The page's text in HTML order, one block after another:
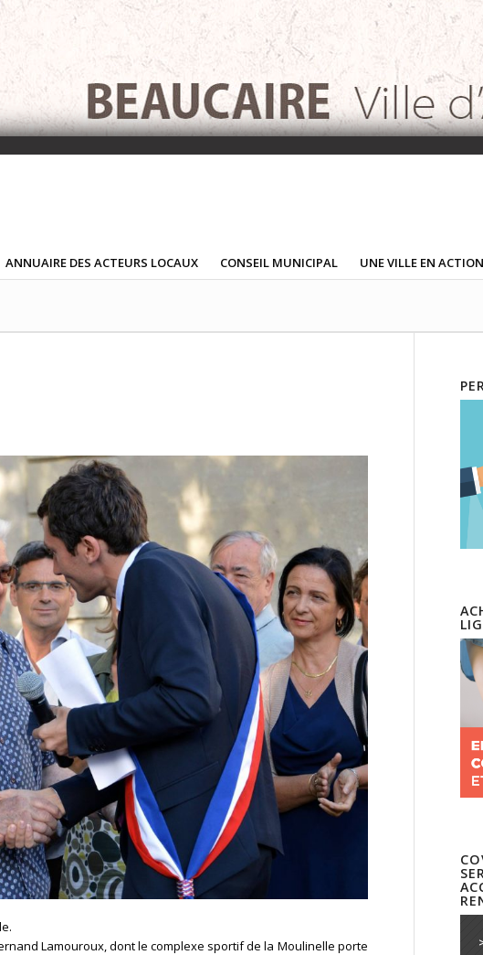
ANNUAIRE DES ACTEURS LOCAUX CONSEIL MUNICIPAL UNE VILLE EN ACTION
Lamouroux, dont le complexe sportif de la Moulinelle porte